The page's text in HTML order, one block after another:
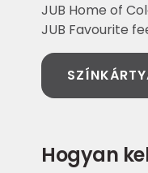
JUB Home of
JUB Favourite
Hogyan